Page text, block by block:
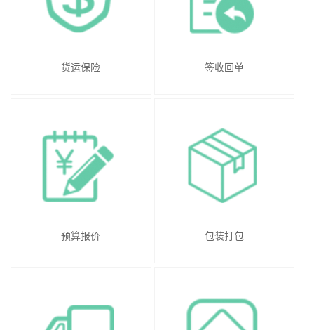
货运保险 签收回单
预算报价 包装打包